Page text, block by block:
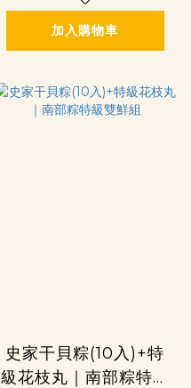
加入購物車
史家干貝粽(10入)+特
級花枝丸｜南部粽特級